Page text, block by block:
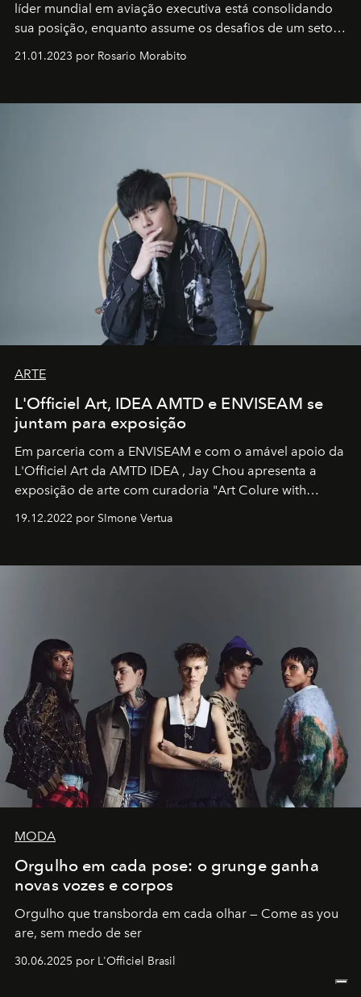
líder mundial em aviação executiva está consolidando
sua posição, enquanto assume os desafios de um setor
em rápida evolução e redefinindo o conceito de luxo
21.01.2023 por Rosario Morabito
ARTE
L'Officiel Art, IDEA AMTD e ENVISEAM se
juntam para exposição
Em parceria com a ENVISEAM e com o amável apoio da
L'Officiel Art da AMTD IDEA , Jay Chou apresenta a
exposição de arte com curadoria "Art Colure with
19.12.2022 por SImone Vertua
MODA
Orgulho em cada pose: o grunge ganha
novas vozes e corpos
Orgulho que transborda em cada olhar — Come as you
are, sem medo de ser
30.06.2025 por L'Officiel Brasil